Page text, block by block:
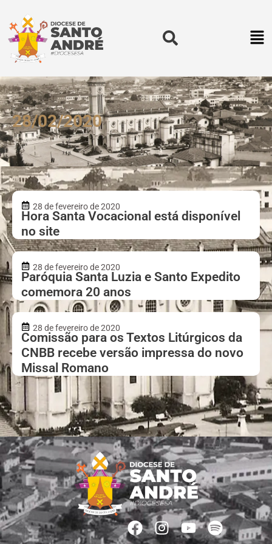
28/02/2020
28 de fevereiro de 2020
Hora Santa Vocacional está disponível
no site
28 de fevereiro de 2020
Paróquia Santa Luzia e Santo Expedito
comemora 20 anos
28 de fevereiro de 2020
Comissão para os Textos Litúrgicos da
CNBB recebe versão impressa do novo
Missal Romano